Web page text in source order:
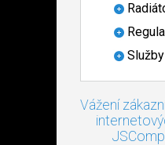
Služby
Vážení